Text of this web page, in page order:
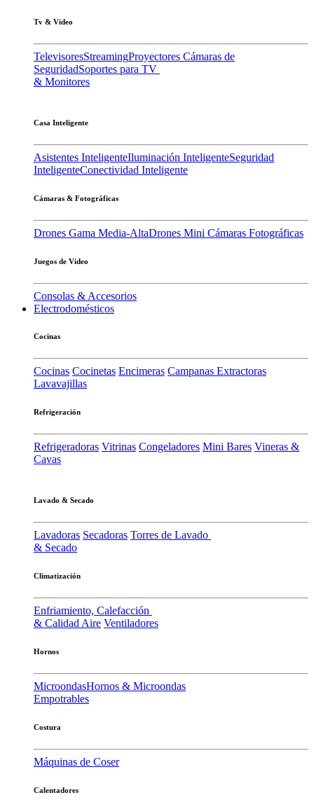
Tv & Video
TelevisoresStreamingProyectores Cámaras de
SeguridadSoportes para TV
& Monitores
Casa Inteligente
Asistentes InteligenteIluminación InteligenteSeguridad
InteligenteConectividad Inteligente
Cámaras & Fotográficas
Drones Gama Media-AltaDrones Mini Cámaras Fotográficas
Juegos de Video
Consolas & Accesorios
Electrodomésticos
Cocinas
Cocinas Cocinetas Encimeras Campanas Extractoras
Lavavajillas
Refrigeración
Refrigeradoras Vitrinas Congeladores Mini Bares Vineras &
Cavas
Lavado & Secado
Lavadoras Secadoras Torres de Lavado
& Secado
Climatización
Enfriamiento, Calefacción
& Calidad Aire Ventiladores
Hornos
MicroondasHornos & Microondas
Empotrables
Costura
Máquinas de Coser
Calentadores